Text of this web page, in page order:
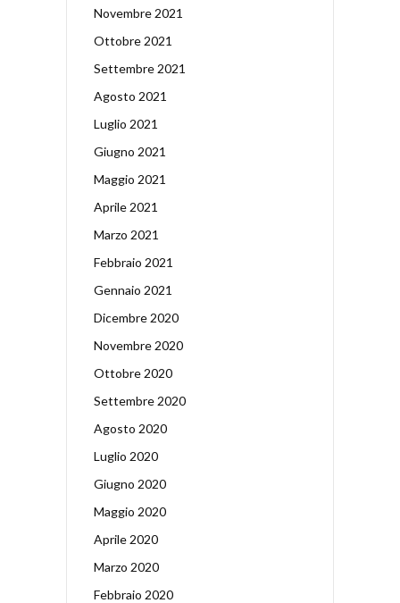
Novembre 2021
Ottobre 2021
Settembre 2021
Agosto 2021
Luglio 2021
Giugno 2021
Maggio 2021
Aprile 2021
Marzo 2021
Febbraio 2021
Gennaio 2021
Dicembre 2020
Novembre 2020
Ottobre 2020
Settembre 2020
Agosto 2020
Luglio 2020
Giugno 2020
Maggio 2020
Aprile 2020
Marzo 2020
Febbraio 2020